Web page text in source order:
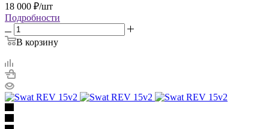
18 000 ₽/шт
Подробности
В корзину